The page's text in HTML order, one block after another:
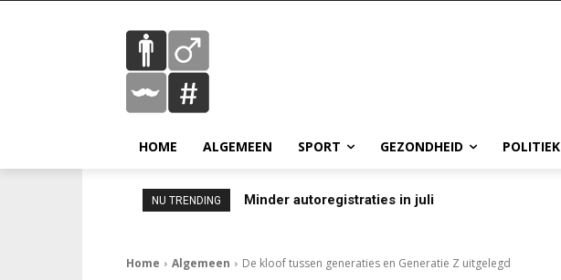
HOME ALGEMEEN SPORT GEZONDHEID POLITIEK
NU TRENDING Minder autoregistraties in juli
Home Algemeen De kloof tussen generaties en Generatie Z uitgelegd